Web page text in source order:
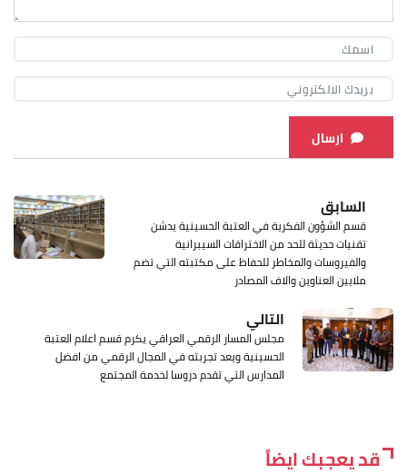
ارسال
السابق
قسم الشؤون الفكرية في العتبة الحسينية يدشن
تقنيات حديثة للحد من الاختراقات السيبرانية
والفيروسات والمخاطر للحفاظ على مكتبته التي تضم
ملايين العناوين والاف المصادر
التالي
مجلس المسار الرقمي العراقي يكرم قسم اعلام العتبة
الحسينية ويعد تجربته في المجال الرقمي من افضل
المدارس التي تقدم دروسا لخدمة المجتمع
قد يعجبك ايضاً